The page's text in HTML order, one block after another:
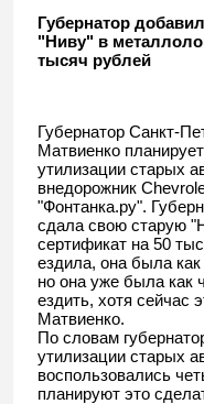
купит
утилизации
Губернатор
"Ниву" в
тысяч рублей
Губернатор Санкт-
Матвиенко планирует
утилизации старых
внедорожник
"Фонтанка.ру".
сдала свою старую
сертификат на 50
ездила, она была
но она уже была как
ездить, хотя сейчас
Матвиенко.
По словам
утилизации старых
воспользовались
планируют это